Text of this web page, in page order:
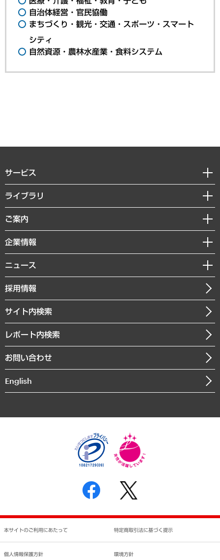
自治体経営・官民協働
まちづくり・観光・交通・スポーツ・スマート
シティ
自然資源・農林水産業・食料システム
サービス
経営戦略
組織・人事戦略
デジタルイノベーション
共生・ダイバーシティ
GRC（ガバナンス・リスク・コンプライアンス）・防災（政策）
経済・産業・雇用・労働
まちづくり・観光・交通・スポーツ・スマートシティ
自然資源・農林水産業・食料システム
ライブラリ
経済調査
レポート
コラム
経営用語集
受託・受注実績（官公庁関連）
メディア掲載・出演
ご案内
セミナー・イベント情報
MUFGビジネスセミナー
受託案件情報
企業情報
私たちの想い
社長メッセージ
会社概要
沿革
組織図・本部部室紹介
インドネシア現地法人
個人情報保護方針
反社会的勢力に対する基本方針
書面による個人情報の開示等の請求の手続きについて
ニュース
ニュースリリース
お知らせ
採用情報
サイト内検索
レポート内検索
お問い合わせ
English
本サイトのご利用にあたって 特定商取引法に基づく提示
個人情報保護方針 環境方針